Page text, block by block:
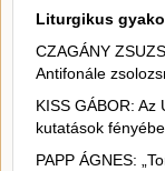
Liturgikus
CZAGÁNY
Antifonále
KISS GÁBOR:
kutatások
PAPP ÁGNES: